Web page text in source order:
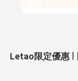
Letao限定優惠 |